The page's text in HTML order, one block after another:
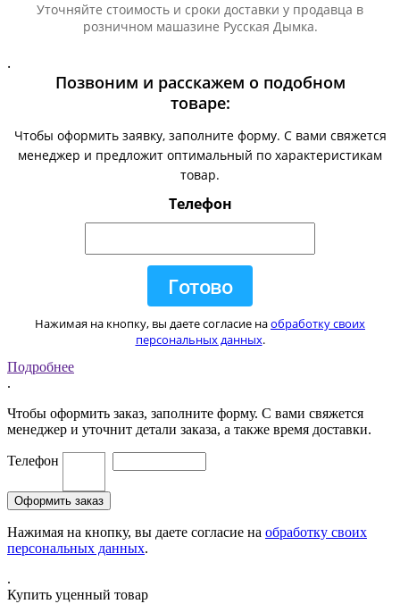
Уточняйте стоимость и сроки доставки у продавца в
розничном машазине Русская Дымка.
.
Позвоним и расскажем о подобном
товаре:
Чтобы оформить заявку, заполните форму. С вами свяжется
менеджер и предложит оптимальный по характеристикам
товар.
Телефон
Нажимая на кнопку, вы даете согласие наобработку своих
персональных данных.
Подробнее
.
Чтобы оформить заказ, заполните форму. С вами свяжется
менеджер и уточнит детали заказа, а также время доставки.
Телефон
Нажимая на кнопку, вы даете согласие на обработку своих
персональных данных.
.
Купить уценный товар